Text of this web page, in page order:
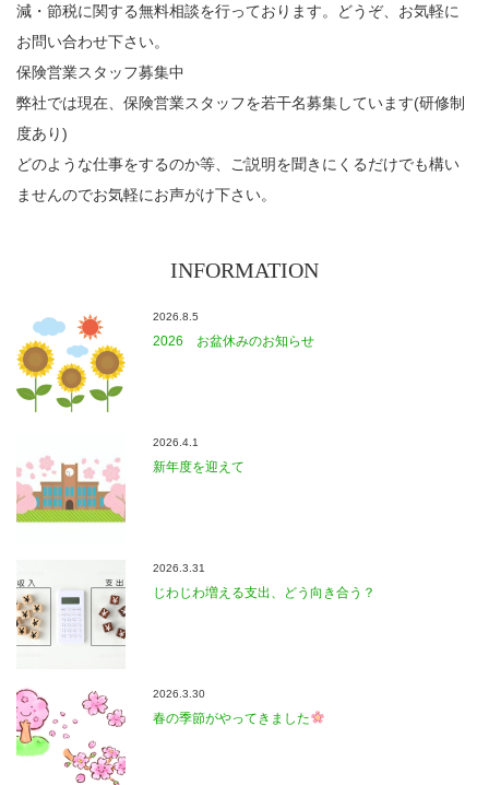
減・節税に関する無料相談を行っております。どうぞ、お気軽に
お問い合わせ下さい。
保険営業スタッフ募集中
弊社では現在、保険営業スタッフを若干名募集しています(研修制
度あり)
どのような仕事をするのか等、ご説明を聞きにくるだけでも構い
ませんのでお気軽にお声がけ下さい。
INFORMATION
2026.8.5
2026 お盆休みのお知らせ
2026.4.1
新年度を迎えて
2026.3.31
じわじわ増える支出、どう向き合う？
2026.3.30
春の季節がやってきました